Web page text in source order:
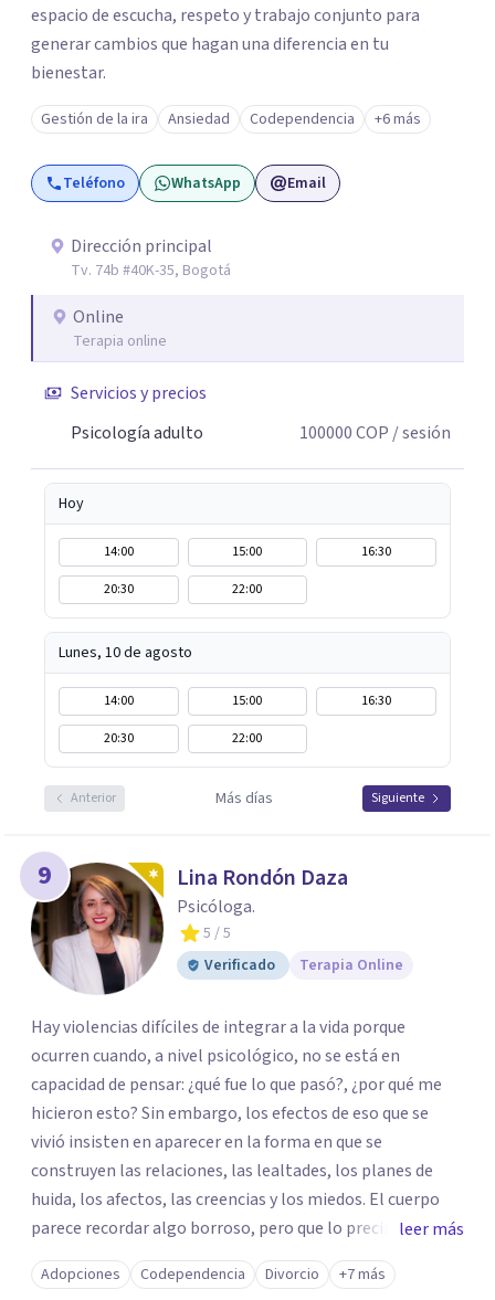
espacio de escucha, respeto y trabajo conjunto para
generar cambios que hagan una diferencia en tu
bienestar.
Gestión de la ira Ansiedad Codependencia +6 más
Teléfono WhatsApp Email
Dirección principal
Tv. 74b #40K-35, Bogotá
Online
Terapia online
Servicios y precios
Psicología adulto
100000COP / sesión
Hoy
14:00 15:00
16:30
20:30
22:00
Lunes, 10 de agosto
14:00 15:00
16:30
20:30
22:00
Anterior Más días Siguiente
9 Lina Rondón Daza
Psicóloga.
5 / 5
Verificado
Terapia Online
Hay violencias difíciles de integrar a la vida porque
ocurren cuando, a nivel psicológico, no se está en
capacidad de pensar: ¿qué fue lo que pasó?, ¿por qué me
hicieron esto? Sin embargo, los efectos de eso que se
vivió insisten en aparecer en la forma en que se
construyen las relaciones, las lealtades, los planes de
huida, los afectos, las creencias y los miedos. El cuerpo
parece recordar algo borroso, pero que lo precipita a
reaccionar cuando siente una amenaza. Algunas personas
parecen notar que algo pasa y, de vez en cuando, en la
leer más
Adopciones Codependencia Divorcio +7 más